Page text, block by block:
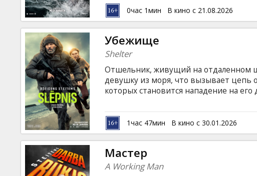
Клуб
английском языке с субтитрами на
0час 1мин В кино с 21.08.2026
Убежище
Shelter
Отшельник, живущий на отдаленном
девушку из моря, что вызывает цепь
которых становится нападение на
латышском и русском языках.
1час 47мин В кино с 30.01.2026
Мастер
A Working Man